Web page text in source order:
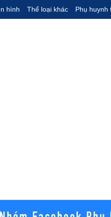
hình Thể loại khác Phụ huynh